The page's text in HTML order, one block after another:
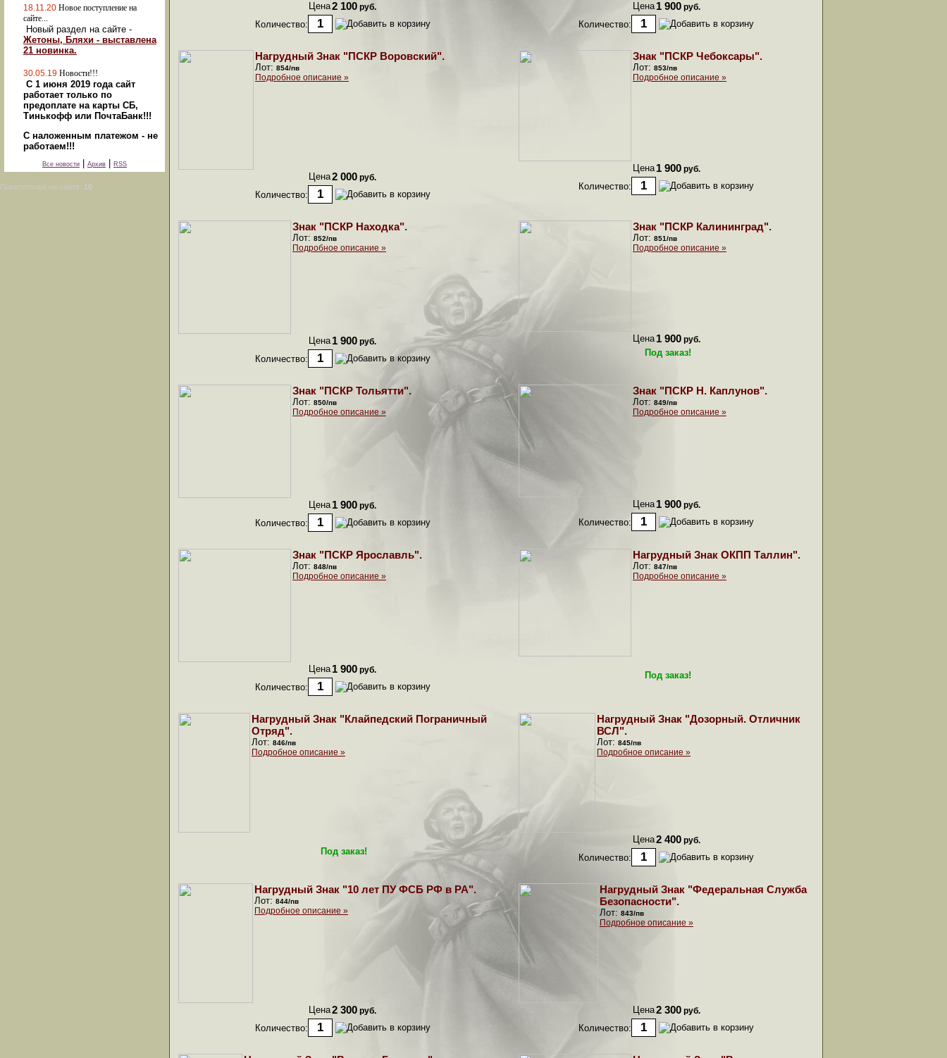
18.11.20 Новое поступление на
сайте...
Новый раздел на сайте -
Жетоны, Бляхи - выставлена
21 новинка.
30.05.19 Новости!!!
С 1 июня 2019 года сайт
работает только по
предоплате на карты СБ,
Тинькофф или ПочтаБанк!!!
С наложенным платежом - не
работаем!!!
Все новости Архив RSS
Посетителей на сайте: 10
Цена2 100 руб.
Количество:
Цена 1 900 руб.
Количество:
Нагрудный Знак "ПСКР Воровский".
Лот: 854/пв
Подробное описание »
Цена2 000 руб.
Количество:
Знак "ПСКР Чебоксары".
Лот: 853/пв
Подробное описание »
Цена 1 900 руб.
Количество:
Знак "ПСКР Находка".
Лот: 852/пв
Подробное описание »
Цена 1 900 руб.
Количество:
Знак "ПСКР Калининград".
Лот: 851/пв
Подробное описание »
Цена 1 900 руб.
Под заказ!
Знак "ПСКР Тольятти".
Лот: 850/пв
Подробное описание »
Цена 1 900 руб.
Количество:
Знак "ПСКР Н. Каплунов".
Лот: 849/пв
Подробное описание »
Цена 1 900 руб.
Количество:
Знак "ПСКР Ярославль".
Лот: 848/пв
Подробное описание »
Цена 1 900 руб.
Количество:
Нагрудный Знак ОКПП Таллин".
Лот: 847/пв
Подробное описание »
Под заказ!
Нагрудный Знак "Клайпедский Пограничный
Отряд".
Лот: 846/пв
Подробное описание »
Под заказ!
Нагрудный Знак "Дозорный. Отличник
ВСЛ".
Лот: 845/пв
Подробное описание »
Цена2 400 руб.
Количество:
Нагрудный Знак "10 лет ПУ ФСБ РФ в РА".
Лот: 844/пв
Подробное описание »
Цена2 300 руб.
Количество:
Нагрудный Знак "Федеральная Служба
Безопасности".
Лот: 843/пв
Подробное описание »
Цена2 300 руб.
Количество: